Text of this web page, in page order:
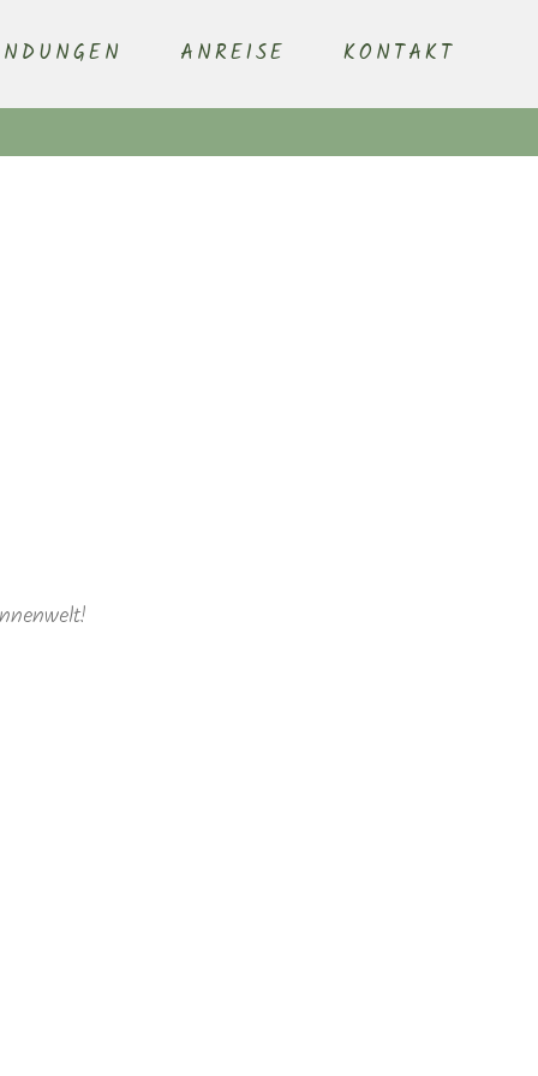
ANREISE KONTAKT